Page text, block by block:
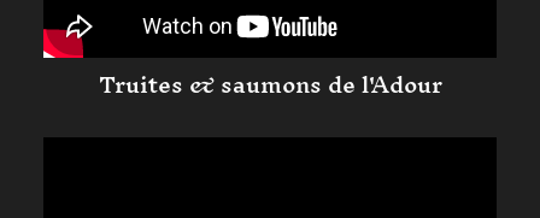
Truites & saumons de l'Adour